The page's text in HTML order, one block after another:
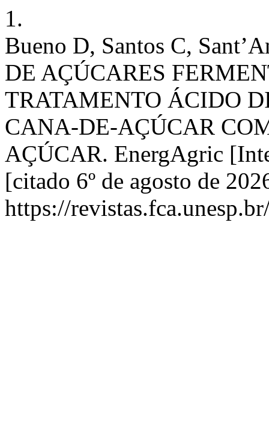
1.
Bueno D, Santos C,
DE AÇÚCARES
TRATAMENTO ÁCIDO
CANA-DE-AÇÚCAR
AÇÚCAR. EnergAgric
[citado 6º de agosto de
https://